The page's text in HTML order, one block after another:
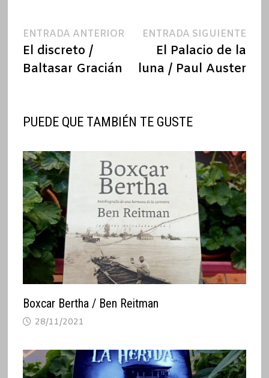
Navegación
de
ENTRADA ANTERIOREntrada
anterior:
El discreto /
Baltasar Gracián
ENTRADA SIGUIENTE
El Palacio de la
luna / Paul Auster
PUEDE QUE TAMBIÉN TE GUSTE
Boxcar Bertha / Ben Reitman
28/11/2021